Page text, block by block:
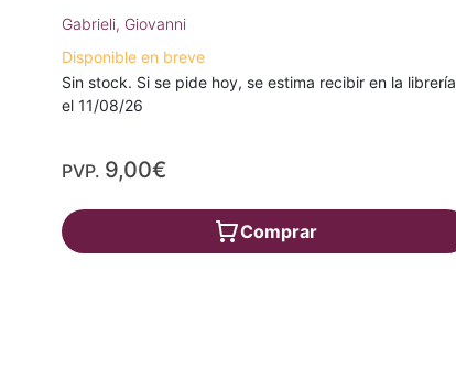
Gabrieli, Giovanni
Disponible en breve
Sin stock. Si se pide hoy, se estima recibir en la librería
el 11/08/26
PVP. 9,00€
Comprar